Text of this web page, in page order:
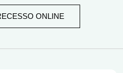
ONLINE